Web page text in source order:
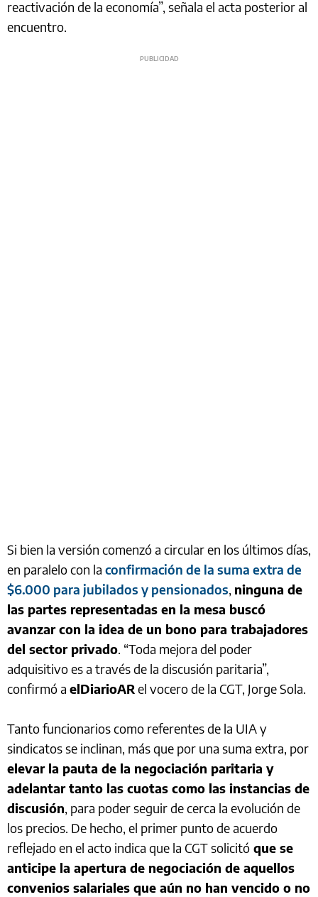
reactivación de la economía”, señala el acta posterior al
encuentro.
Si bien la versión comenzó a circular en los últimos días,
en paralelo con la confirmación de la suma extra de
$6.000 para jubilados y pensionados, ninguna de
las partes representadas en la mesa buscó
avanzar con la idea de un bono para trabajadores
del sector privado. “Toda mejora del poder
adquisitivo es a través de la discusión paritaria”,
confirmó a elDiarioARel vocero de la CGT, Jorge Sola.
Tanto funcionarios como referentes de la UIA y
sindicatos se inclinan, más que por una suma extra, por
elevar la pauta de la negociación paritaria y
adelantar tanto las cuotas como las instancias de
discusión, para poder seguir de cerca la evolución de
los precios. De hecho, el primer punto de acuerdo
reflejado en el acto indica que la CGT solicitó que se
anticipe la apertura de negociación de aquellos
convenios salariales que aún no han vencido o no